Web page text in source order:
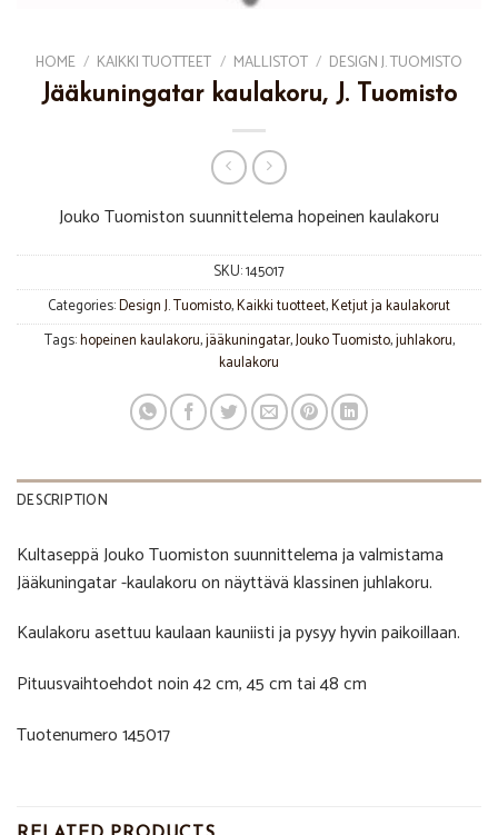
HOME / KAIKKI TUOTTEET / MALLISTOT / DESIGN J. TUOMISTO
Jääkuningatar kaulakoru, J. Tuomisto
Jouko Tuomiston suunnittelema hopeinen kaulakoru
SKU:145017
Categories:Design J. Tuomisto,Kaikki tuotteet,Ketjut ja kaulakorut
Tags:hopeinen kaulakoru,jääkuningatar,Jouko Tuomisto,juhlakoru,
kaulakoru
DESCRIPTION
Kultaseppä Jouko Tuomiston suunnittelema ja valmistama
Jääkuningatar -kaulakoru on näyttävä klassinen juhlakoru.
Kaulakoru asettuu kaulaan kauniisti ja pysyy hyvin paikoillaan.
Pituusvaihtoehdot noin 42 cm, 45 cm tai 48 cm
Tuotenumero 145017